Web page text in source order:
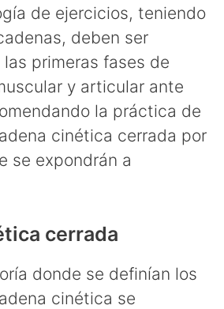
de ejercicios, teniendo
deben ser
primeras fases de
y articular ante
la práctica de
cinética cerrada por
se expondrán a
cerrada
donde se definían los
cinética se